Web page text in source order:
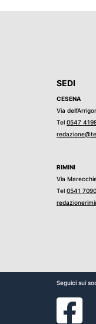
SEDI
CESENA
Via
Tel 0547
RIMINI
Via
Tel 0541
Seguici sui